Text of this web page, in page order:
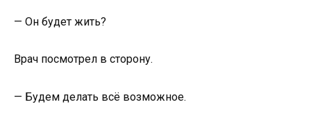
— Он будет жить?
Врач посмотрел в сторону.
— Будем делать всё возможное.